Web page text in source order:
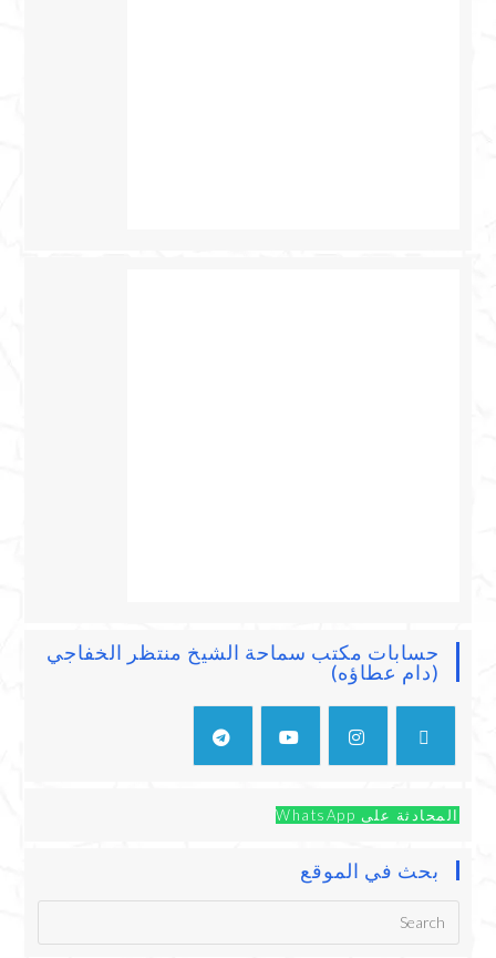
حسابات مكتب سماحة الشيخ منتظر الخفاجي
(دام عطاؤه)
المحادثة على WhatsApp
بحث في الموقع